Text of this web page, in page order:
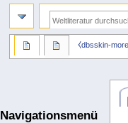
Navigationsmenü
⧼dbsskin-